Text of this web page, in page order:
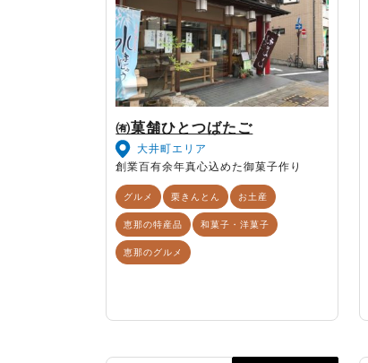
㈲菓舗ひとつばたご
大井町エリア
創業百有余年真心込めた御菓子作り
グルメ 栗きんとん お土産
恵那の特産品 和菓子・洋菓子
恵那のグルメ